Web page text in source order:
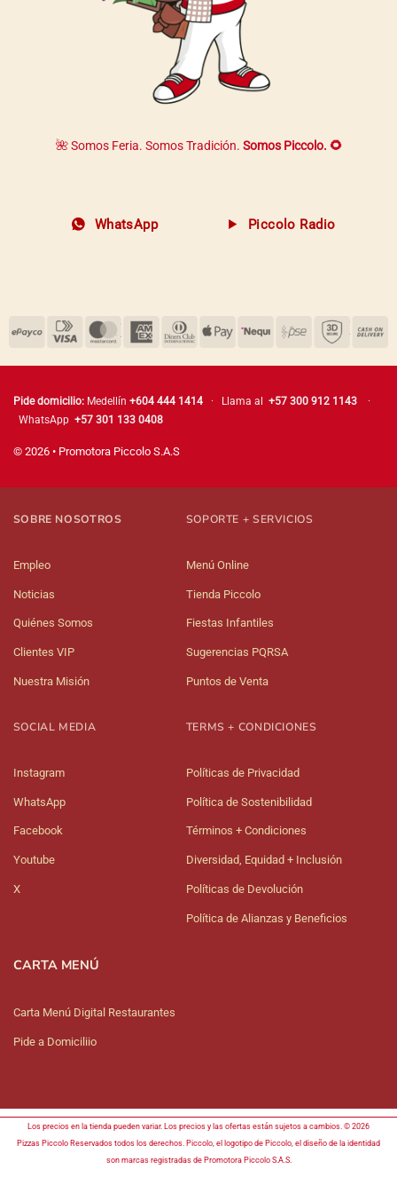
🌺 Somos Feria. Somos Tradición. Somos Piccolo. 🌻
WhatsApp Piccolo Radio
Pide domicilio: Medellín +604 444 1414 · Llama al +57 300 912 1143
·
WhatsApp +57 301 133 0408
© 2026 • Promotora Piccolo S.A.S
SOBRE NOSOTROS
Empleo
Noticias
Quiénes Somos
Clientes VIP
Nuestra Misión
SOPORTE + SERVICIOS
Menú Online
Tienda Piccolo
Fiestas Infantiles
Sugerencias PQRSA
Puntos de Venta
SOCIAL MEDIA
Instagram
WhatsApp
Facebook
Youtube
X
TERMS + CONDICIONES
Políticas de Privacidad
Política de Sostenibilidad
Términos + Condiciones
Diversidad, Equidad + Inclusión
Políticas de Devolución
Política de Alianzas y Beneficios
CARTA MENÚ
Carta Menú Digital Restaurantes
Pide a Domiciliio
Los precios en la tienda pueden variar. Los precios y las ofertas están sujetos a cambios. © 2026
Pizzas Piccolo Reservados todos los derechos. Piccolo, el logotipo de Piccolo, el diseño de la identidad
son marcas registradas de Promotora Piccolo S.A.S.